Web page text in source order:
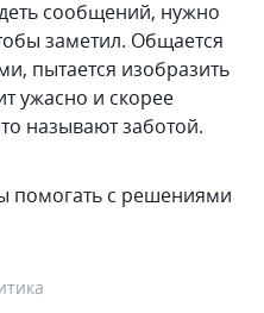
сообщений, нужно
заметил. Общается
пытается изобразить
ужасно и скорее
называют заботой.
помогать с решениями